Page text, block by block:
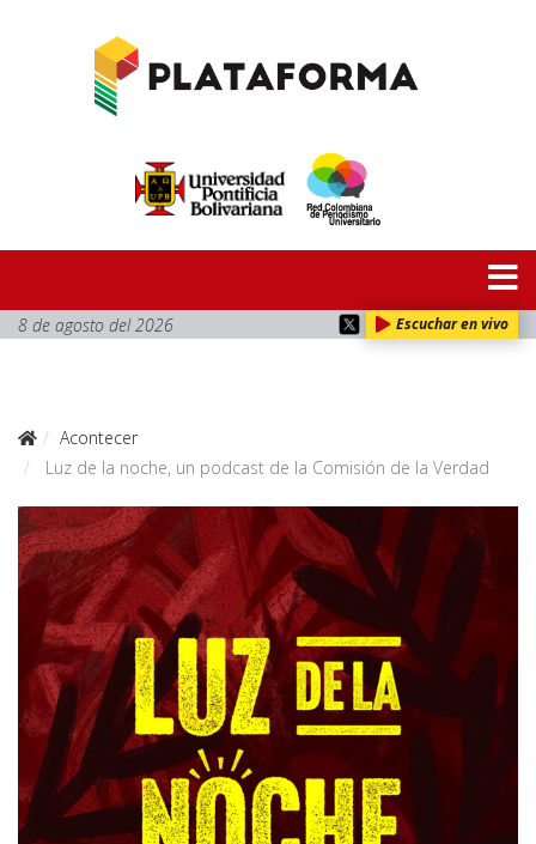
8 de agosto del 2026 Escuchar en vivo
Acontecer
Luz de la noche, un podcast de la Comisión de la Verdad